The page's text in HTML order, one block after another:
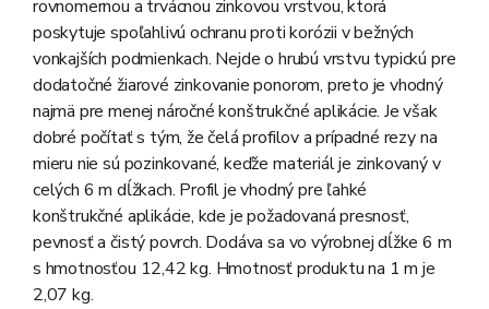
rovnomernou a trvácnou zinkovou vrstvou, ktorá
poskytuje spoľahlivú ochranu proti korózii v bežných
vonkajších podmienkach. Nejde o hrubú vrstvu typickú pre
dodatočné žiarové zinkovanie ponorom, preto je vhodný
najmä pre menej náročné konštrukčné aplikácie. Je však
dobré počítať s tým, že čelá profilov a prípadné rezy na
mieru nie sú pozinkované, keďže materiál je zinkovaný v
celých 6 m dĺžkach. Profil je vhodný pre ľahké
konštrukčné aplikácie, kde je požadovaná presnosť,
pevnosť a čistý povrch. Dodáva sa vo výrobnej dĺžke 6 m
s hmotnosťou 12,42 kg. Hmotnosť produktu na 1 m je
2,07 kg.